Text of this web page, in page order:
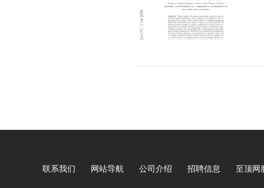
联系我们 网站导航 公司介绍 招聘信息 至顶网